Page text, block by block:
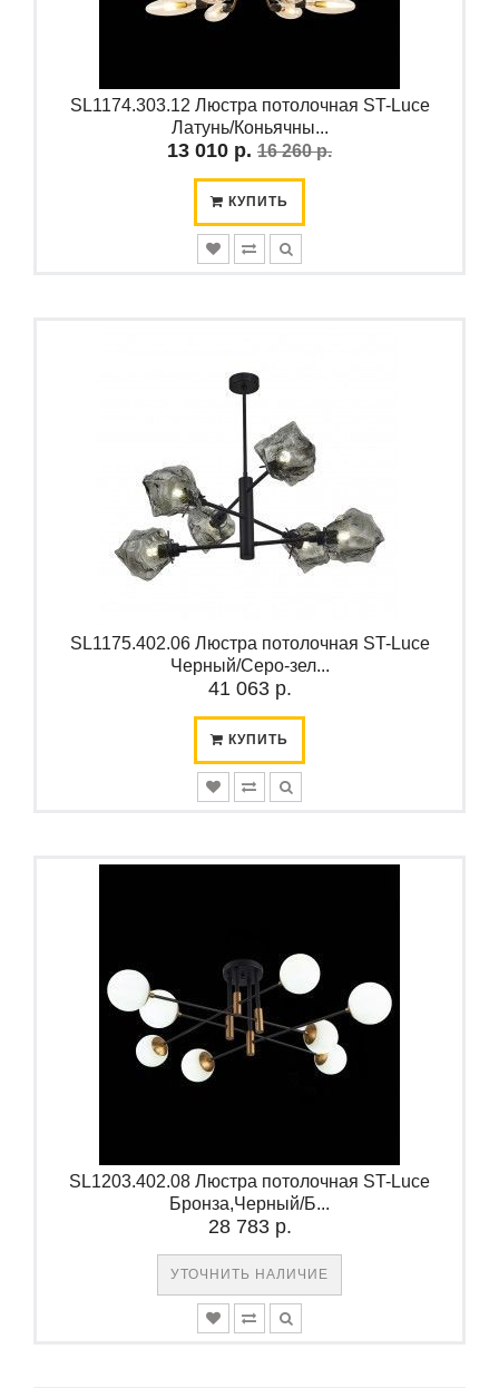
SL1174.303.12 Люстра потолочная ST-Luce
Латунь/Коньячны...
13 010 р. 16 260 р.
КУПИТЬ
SL1175.402.06 Люстра потолочная ST-Luce
Черный/Серо-зел...
41 063 р.
КУПИТЬ
SL1203.402.08 Люстра потолочная ST-Luce
Бронза,Черный/Б...
28 783 р.
УТОЧНИТЬ НАЛИЧИЕ